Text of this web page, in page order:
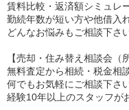
賃料比較・返済額シミュレ
勤続年数が短い方や他借入
どんなお悩みもご相談下さ
【売却・住み替え相談会（
無料査定から相続・税金相
何でもお気軽にご相談下さ
経験10年以上のスタッフが